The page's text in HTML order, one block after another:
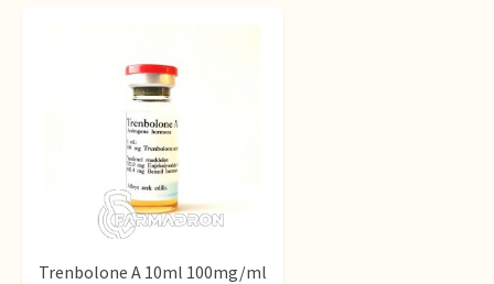
Trenbolone A 10ml 100mg/ml